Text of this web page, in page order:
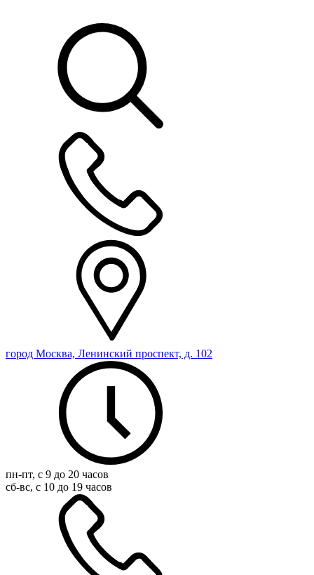
город Москва, Ленинский проспект, д. 102
пн-пт, с 9 до 20 часов
сб-вс, с 10 до 19 часов